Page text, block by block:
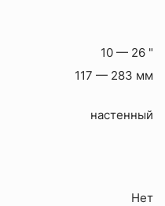
10 — 26 "
117 — 283 мм
настенный
Нет